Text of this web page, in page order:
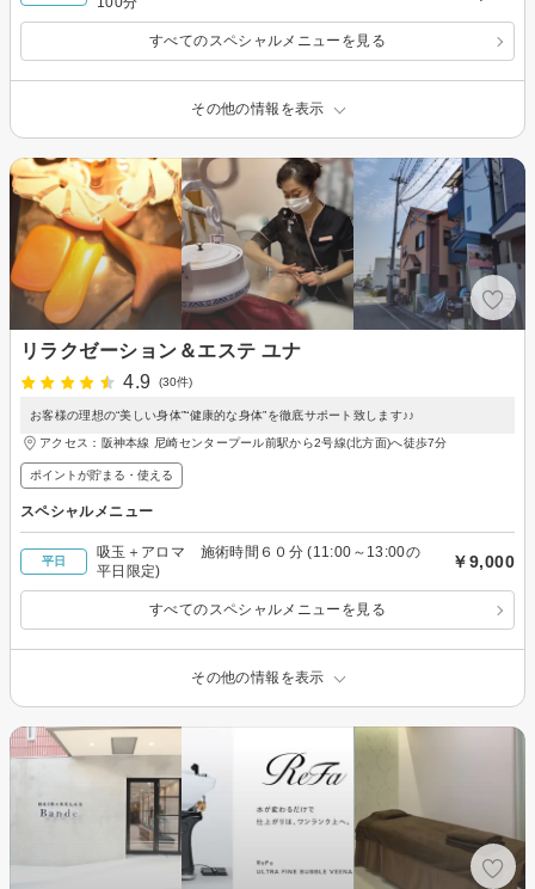
すべてのスペシャルメニューを見る
その他の情報を表示
リラクゼーション＆エステ ユナ
4.9
(30件)
お客様の理想の“美しい身体”“健康的な身体”を徹底サポート致します♪♪
アクセス：阪神本線 尼崎センタープール前駅から2号線(北方面)へ徒歩7分
ポイントが貯まる・使える
スペシャルメニュー
平日
吸玉＋アロマ 施術時間６０分 (11:00～13:00の
平日限定)
￥9,000
すべてのスペシャルメニューを見る
その他の情報を表示